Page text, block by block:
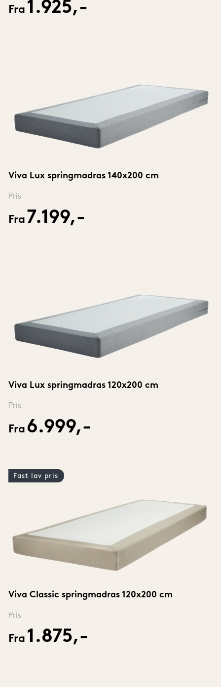
Fra 1.925,-
Viva Lux springmadras 140x200 cm
Pris
Fra 7.199,-
Viva Lux springmadras 120x200 cm
Pris
Fra 6.999,-
Viva Classic springmadras 120x200 cm
Pris
Fra 1.875,-
Fast lav pris